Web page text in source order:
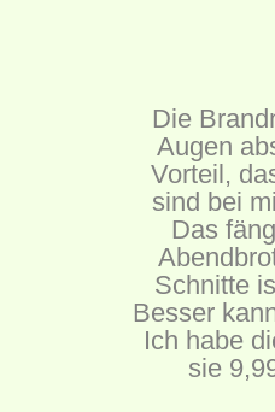
Die
Augen
Vorteil,
sind bei
Das
Schnitte
Besser
Ich habe
sie